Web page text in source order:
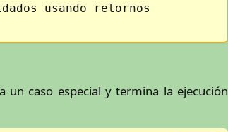
usando retornos
caso especial y termina la ejecución